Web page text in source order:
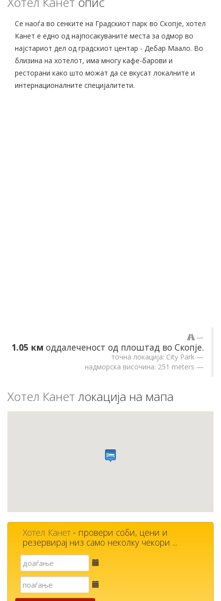
Се наоѓа во сенките на Градскиот парк во Скопје, хотел
Канет е едно од најпосакуваните места за одмор во
најстариот дел од градскиот центар - Дебар Маало. Во
близина на хотелот, има многу кафе-барови и
ресторани како што можат да се вкусат локалните и
интернационалните специјалитети.
1.05 км оддалеченост од плоштад во Скопје.
точна локација: City Park
надморска височина: 251 meters
Хотел Канет локација на мапа
Хотел Канет - провери соби, цени и
резервирај низ само неколку чекори ...
Е-
пошта
Е-
пошта